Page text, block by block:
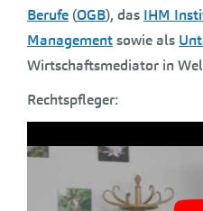
Berufe (OGB), das IHM
Managementsowie als
Wirtschaftsmediator in
Rechtspfleger: